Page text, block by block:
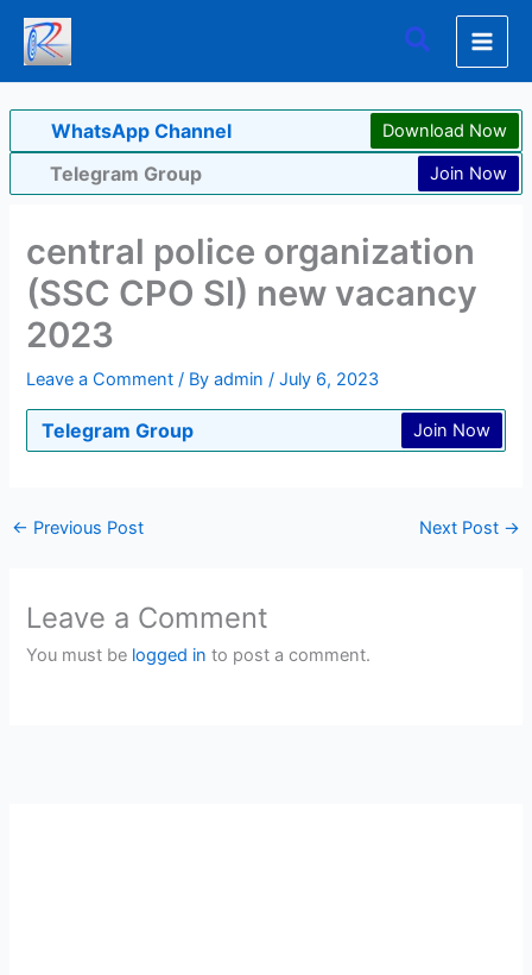
Skip
content
Search
WhatsApp Channel Download Now
Telegram Group Join Now
central police organization
(SSC CPO SI) new vacancy
2023
Leave a Comment / Byadmin/July 6, 2023
Telegram Group Join Now
← Previous Post Next Post →
Leave a Comment
You must be logged in to post a comment.